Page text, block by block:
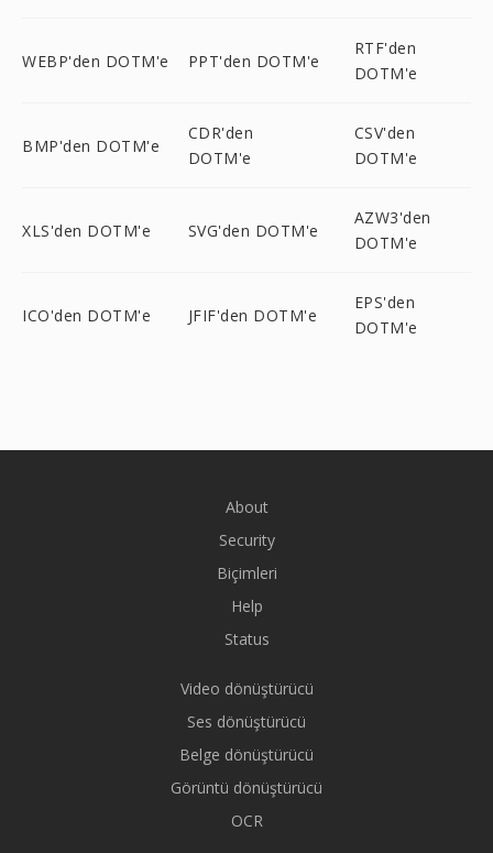
WEBP'den DOTM'e PPT'den DOTM'e
RTF'den
DOTM'e
BMP'den DOTM'e
CDR'den
DOTM'e
CSV'den
DOTM'e
XLS'den DOTM'e SVG'den DOTM'e
AZW3'den
DOTM'e
ICO'den DOTM'e JFIF'den DOTM'e
EPS'den
DOTM'e
About
Security
Biçimleri
Help
Status
Video dönüştürücü
Ses dönüştürücü
Belge dönüştürücü
Görüntü dönüştürücü
OCR